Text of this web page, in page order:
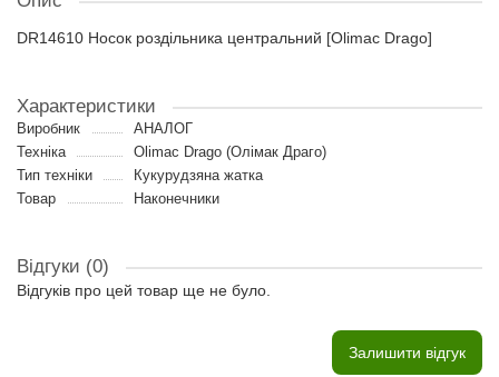
DR14610 Носок роздільника центральний [Olimac Drago]
Характеристики
Виробник
АНАЛОГ
Техніка
Olimac Drago (Олімак Драго)
Тип техніки
Кукурудзяна жатка
Товар
Наконечники
Відгуки (0)
Відгуків про цей товар ще не було.
Залишити відгук